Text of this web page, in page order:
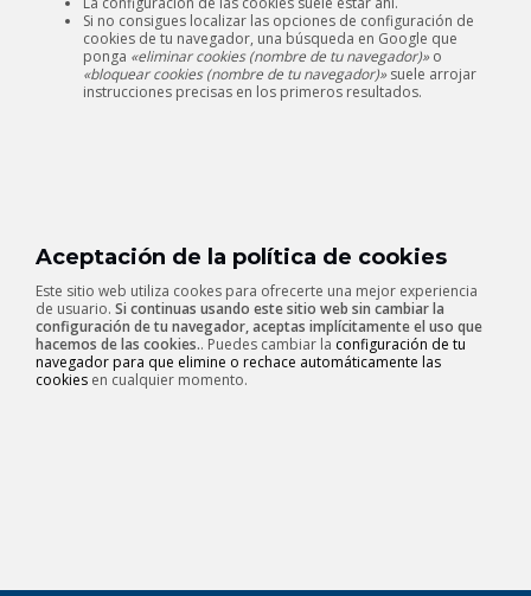
Si no consigues localizar las opciones de configuración de
cookies de tu navegador, una búsqueda en Google que
ponga «eliminar cookies (nombre de tu navegador)»o
«bloquear cookies (nombre de tu navegador)»suele arrojar
instrucciones precisas en los primeros resultados.
Aceptación de la política de cookies
Este sitio web utiliza cookes para ofrecerte una mejor experiencia
de usuario. Si continuas usando este sitio web sin cambiar la
configuración de tu navegador, aceptas implícitamente el uso que
hacemos de las cookies.. Puedes cambiar la configuración de tu
navegador para que elimine o rechace automáticamente las
cookies en cualquier momento.